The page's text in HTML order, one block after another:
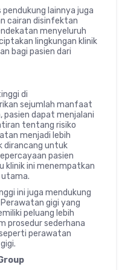
lainnya juga
cairan disinfektan
menyeluruh
lingkungan klinik
bagi pasien dari
di
sejumlah manfaat
pasien dapat menjalani
tentang risiko
menjadi lebih
dirancang untuk
pasien
klinik ini menempatkan
ini juga mendukung
gigi yang
peluang lebih
prosedur sederhana
perawatan